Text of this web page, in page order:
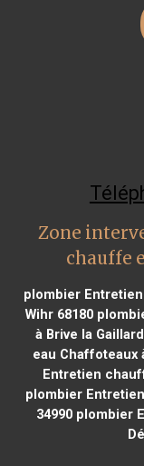
Zone
chauffe
plombier
Wihr 68180
à Brive la
eau Chaffoteaux
Entretien
plombier
34990plombier